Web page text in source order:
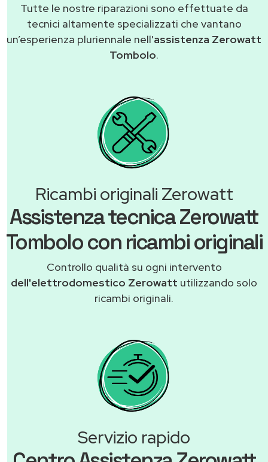
Tutte le nostre riparazioni sono effettuate da
tecnici altamente specializzati che vantano
un’esperienza pluriennale nell'assistenza Zerowatt
Tombolo.
Ricambi originali Zerowatt
Assistenza tecnica Zerowatt
Tombolo con ricambi originali
Controllo qualità su ogni intervento
dell'elettrodomestico Zerowatt utilizzando solo
ricambi originali.
Servizio rapido